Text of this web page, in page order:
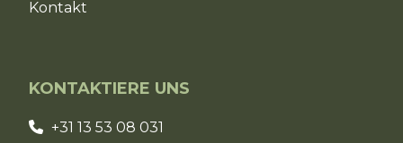
Kontakt
KONTAKTIERE UNS
+31 13 53 08 031